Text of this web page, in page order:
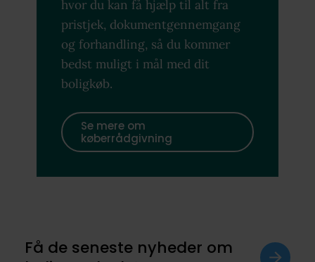
hvor du kan få hjælp til alt fra
pristjek, dokumentgennemgang
og forhandling, så du kommer
bedst muligt i mål med dit
boligkøb.
Se mere om
køberrådgivning
Få de seneste nyheder om